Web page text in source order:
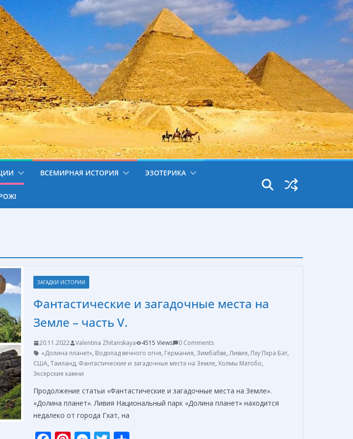
ВСЕМИРНАЯ ИСТОРИЯ ЭЗОТЕРИКА
ЗАГАДКИ ИСТОРИИ
Фантастические и загадочные места на
Земле – часть V.
20.11.2022 Valentina Zhitanskaya 4515 Views
0 Comments
«Долина планет», Водопад вечного огня, Германия, Зимбабве,Ливия, Пху Пхра Бат,
США, Таиланд, Фантастические и загадочные места на Земле, Холмы Матобо,
Эксерские камни
Продолжение статьи «Фантастические и загадочные места на Земле».
«Долина планет». Ливия Национальный парк «Долина планет» находится
недалеко от города Гхат, на